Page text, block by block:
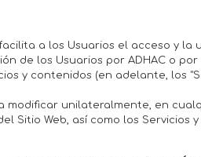
a los Usuarios el acceso y la
de los Usuarios por ADHAC o
y contenidos (en adelante, los
modificar unilateralmente, en
Sitio Web, así como los Servicios